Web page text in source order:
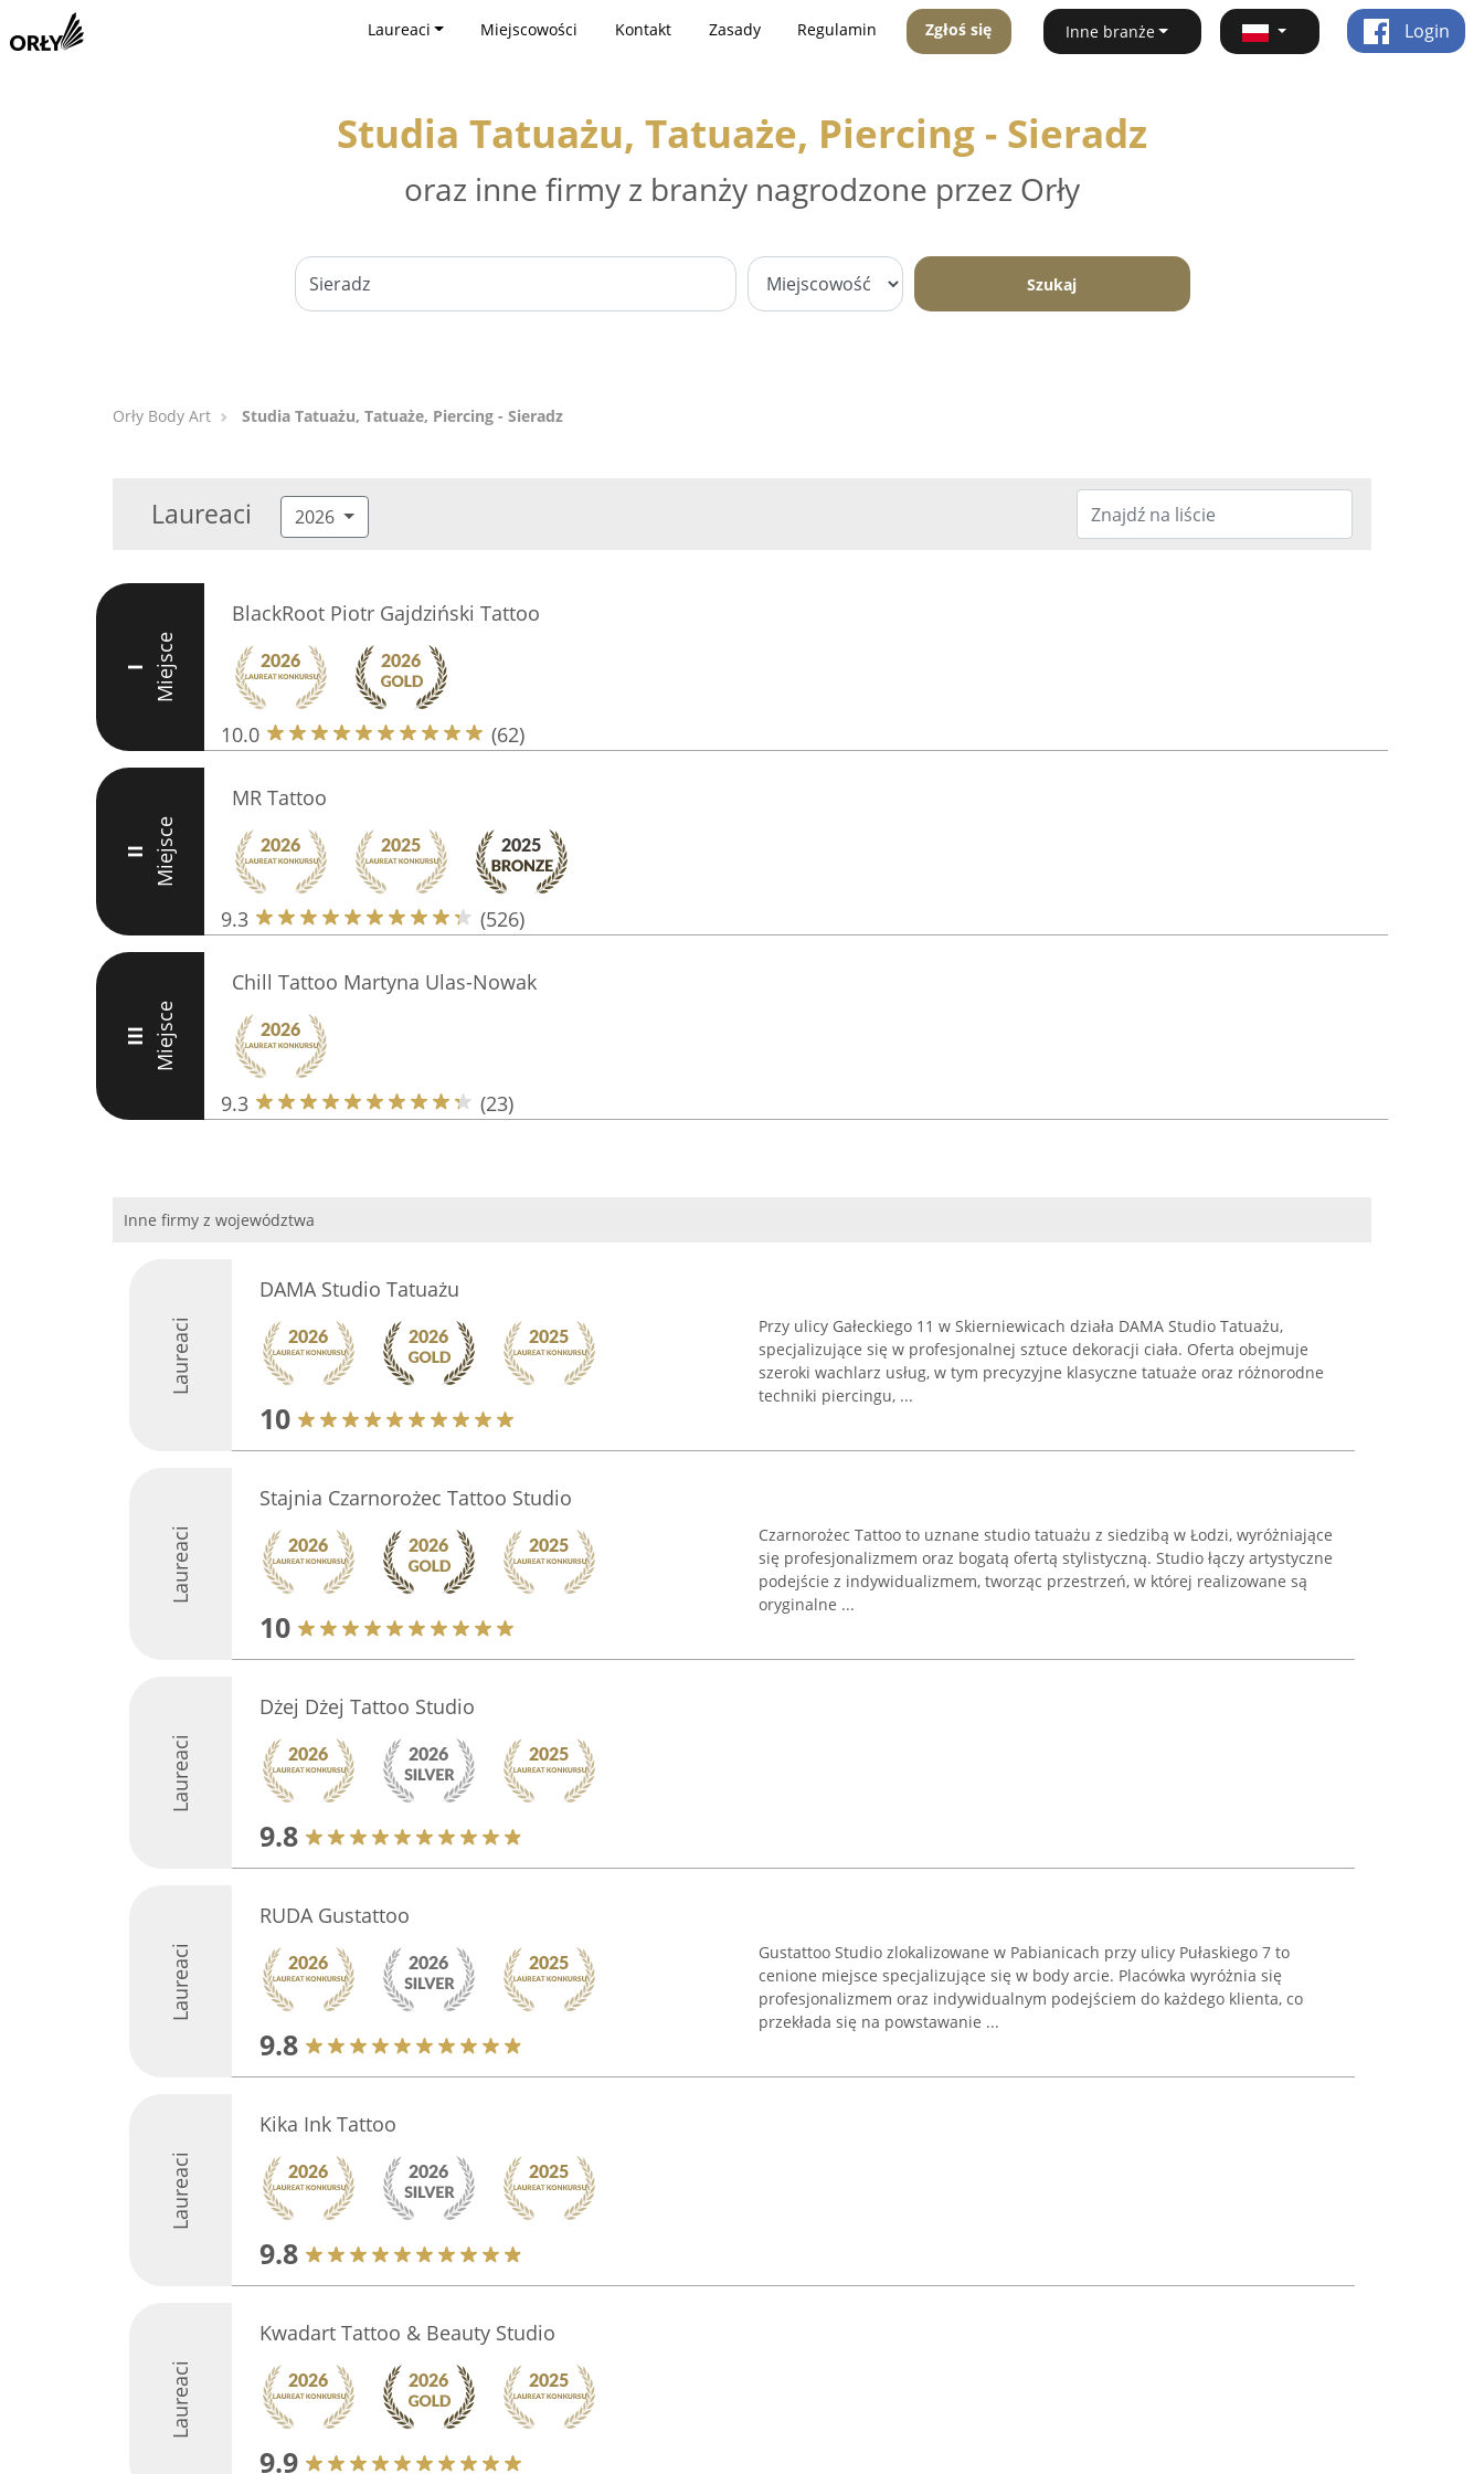
Laureaci Miejscowości Kontakt Zasady Regulamin Zgłoś się Inne branże Login
Studia Tatuażu, Tatuaże, Piercing - Sieradz
oraz inne firmy z branży nagrodzone przez Orły
Szukaj
Orły Body Art Studia Tatuażu, Tatuaże, Piercing - Sieradz
Laureaci 2026
I Miejsce
BlackRoot Piotr Gajdziński Tattoo
10.0 (62)
II Miejsce
MR Tattoo
9.3 (526)
III Miejsce
Chill Tattoo Martyna Ulas-Nowak
9.3 (23)
Inne firmy z województwa
Laureaci
DAMA Studio Tatuażu
10
Przy ulicy Gałeckiego 11 w Skierniewicach działa DAMA Studio Tatuażu,
specjalizujące się w profesjonalnej sztuce dekoracji ciała. Oferta obejmuje
szeroki wachlarz usług, w tym precyzyjne klasyczne tatuaże oraz różnorodne
techniki piercingu, ...
Laureaci
Stajnia Czarnorożec Tattoo Studio
10
Czarnorożec Tattoo to uznane studio tatuażu z siedzibą w Łodzi, wyróżniające
się profesjonalizmem oraz bogatą ofertą stylistyczną. Studio łączy artystyczne
podejście z indywidualizmem, tworząc przestrzeń, w której realizowane są
oryginalne ...
Laureaci
Dżej Dżej Tattoo Studio
9.8
Laureaci
RUDA Gustattoo
9.8
Gustattoo Studio zlokalizowane w Pabianicach przy ulicy Pułaskiego 7 to
cenione miejsce specjalizujące się w body arcie. Placówka wyróżnia się
profesjonalizmem oraz indywidualnym podejściem do każdego klienta, co
przekłada się na powstawanie ...
Laureaci
Kika Ink Tattoo
9.8
Laureaci
Kwadart Tattoo & Beauty Studio
9.9